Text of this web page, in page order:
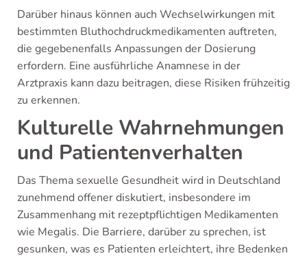
Darüber hinaus können auch Wechselwirkungen mit
bestimmten Bluthochdruckmedikamenten auftreten,
die gegebenenfalls Anpassungen der Dosierung
erfordern. Eine ausführliche Anamnese in der
Arztpraxis kann dazu beitragen, diese Risiken frühzeitig
zu erkennen.
Kulturelle Wahrnehmungen
und Patientenverhalten
Das Thema sexuelle Gesundheit wird in Deutschland
zunehmend offener diskutiert, insbesondere im
Zusammenhang mit rezeptpflichtigen Medikamenten
wie Megalis. Die Barriere, darüber zu sprechen, ist
gesunken, was es Patienten erleichtert, ihre Bedenken